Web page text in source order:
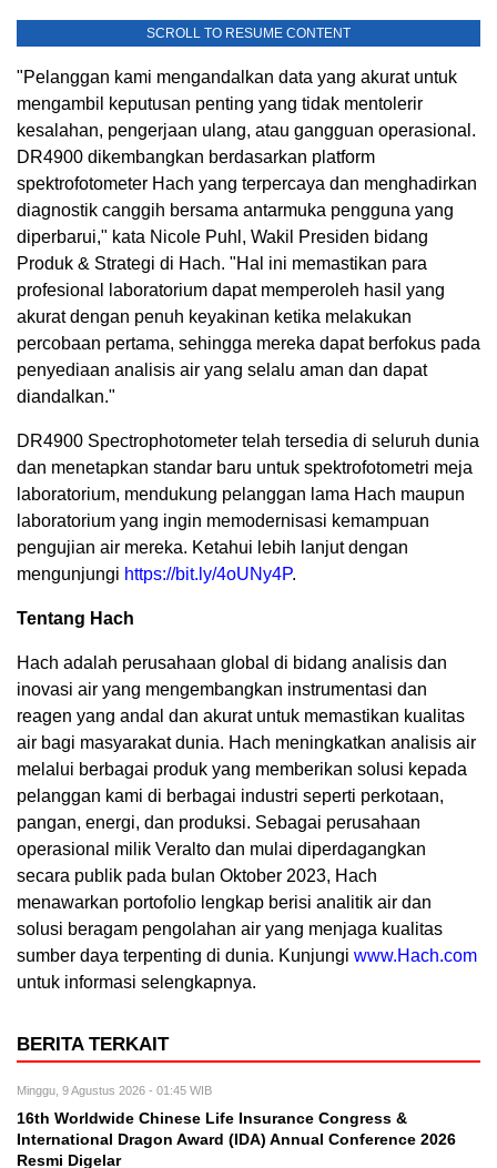
SCROLL TO RESUME CONTENT
"Pelanggan kami mengandalkan data yang akurat untuk
mengambil keputusan penting yang tidak mentolerir
kesalahan, pengerjaan ulang, atau gangguan operasional.
DR4900 dikembangkan berdasarkan platform
spektrofotometer Hach yang terpercaya dan menghadirkan
diagnostik canggih bersama antarmuka pengguna yang
diperbarui," kata Nicole Puhl, Wakil Presiden bidang
Produk & Strategi di Hach. "Hal ini memastikan para
profesional laboratorium dapat memperoleh hasil yang
akurat dengan penuh keyakinan ketika melakukan
percobaan pertama, sehingga mereka dapat berfokus pada
penyediaan analisis air yang selalu aman dan dapat
diandalkan."
DR4900 Spectrophotometer telah tersedia di seluruh dunia
dan menetapkan standar baru untuk spektrofotometri meja
laboratorium, mendukung pelanggan lama Hach maupun
laboratorium yang ingin memodernisasi kemampuan
pengujian air mereka. Ketahui lebih lanjut dengan
mengunjungi https://bit.ly/4oUNy4P.
Tentang Hach
Hach adalah perusahaan global di bidang analisis dan
inovasi air yang mengembangkan instrumentasi dan
reagen yang andal dan akurat untuk memastikan kualitas
air bagi masyarakat dunia. Hach meningkatkan analisis air
melalui berbagai produk yang memberikan solusi kepada
pelanggan kami di berbagai industri seperti perkotaan,
pangan, energi, dan produksi. Sebagai perusahaan
operasional milik Veralto dan mulai diperdagangkan
secara publik pada bulan Oktober 2023, Hach
menawarkan portofolio lengkap berisi analitik air dan
solusi beragam pengolahan air yang menjaga kualitas
sumber daya terpenting di dunia. Kunjungi www.Hach.com
untuk informasi selengkapnya.
BERITA TERKAIT
Minggu, 9 Agustus 2026 - 01:45 WIB
16th Worldwide Chinese Life Insurance Congress &
International Dragon Award (IDA) Annual Conference 2026
Resmi Digelar